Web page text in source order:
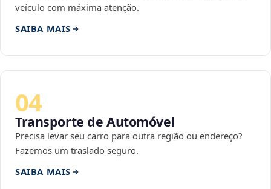
veículo com máxima atenção.
SAIBA MAIS
04
Transporte de Automóvel
Precisa levar seu carro para outra região ou endereço?
Fazemos um traslado seguro.
SAIBA MAIS